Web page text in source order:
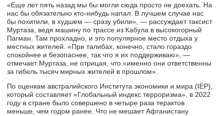
«Еще лет пять назад мы бы могли сюда просто не доехать. На
нас бы обязательно кто-нибудь напал. В лучшем случае нас
бы похитили, в худшем — сразу убили», — рассуждает таксист
Муртаза, ведя машину по трассе из Кабула в высокогорный
Пагман. Там прохладно, и это популярное место отдыха у
местных жителей. «При талибах, конечно, стало гораздо
спокойнее и безопаснее, так что я их поддерживаю», —
отмечает Муртаза, не отрицая, что «именно они ответственны
за гибель тысяч мирных жителей в прошлом».
По оценкам австралийского Института экономики и мира (IEP),
который составляет «Глобальный индекс терроризма», в 2022
году в стране было совершено в четыре раза терактов
меньше, чем годом ранее. Что не мешает Афганистану